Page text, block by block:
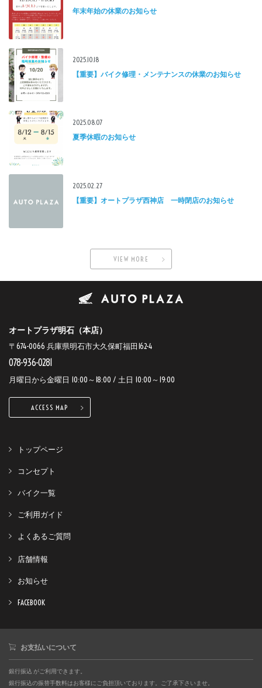
年末年始の休業のお知らせ
2025.10.18
【重要】バイク修理・メンテナンスの休業のお知らせ
2025.08.07
夏季休暇のお知らせ
2025.02.27
【重要】オートプラザ西神店 一時閉店のお知らせ
VIEW MORE
オートプラザ明石（本店）
〒674-0066 兵庫県明石市大久保町福田162-4
078-936-0281
月曜日から金曜日 10:00～18:00 / 土日 10:00～19:00
ACCESS MAP
トップページ
コンセプト
バイク一覧
ご利用ガイド
よくあるご質問
店舗情報
お知らせ
FACEBOOK
お支払いについて
銀行振込 がご利用できます。
銀行振込の振替手数料はお客様にご負担頂いております。ご了承下さいませ。